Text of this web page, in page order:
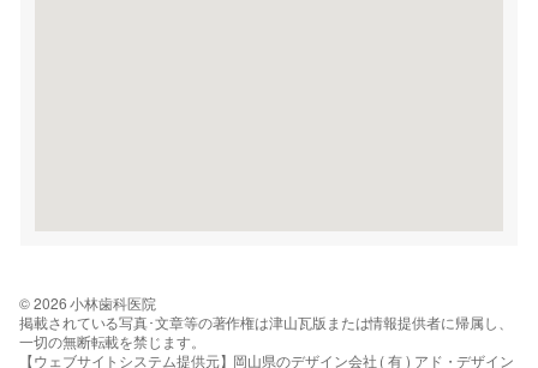
© 2026 小林歯科医院
掲載されている写真･文章等の著作権は津山瓦版または情報提供者に帰属し、
一切の無断転載を禁じます。
【ウェブサイトシステム提供元】岡山県のデザイン会社 ( 有 ) アド・デザイン